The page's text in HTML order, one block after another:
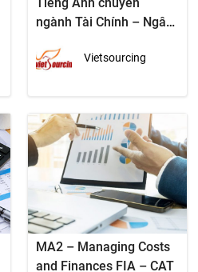
ngành Tài Chính – Ngân
Vietsourcing
MA2 – Managing Costs
and Finances FIA – CAT